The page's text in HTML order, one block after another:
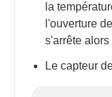
la
l'ouverture
s'arrête
Le capteur